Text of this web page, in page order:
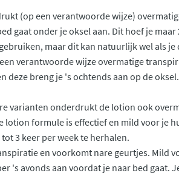
(op een verantwoorde wijze)
gaat onder je oksel aan. Dit hoef je
maar dit kan natuurlijk wel als je
verantwoorde wijze overmatige
deze breng je 's ochtends aan op de
varianten onderdrukt de lotion ook
formule is effectief en mild voor je
3 keer per week te herhalen.
en voorkomt nare geurtjes. Mild
's avonds aan voordat je naar bed gaat.